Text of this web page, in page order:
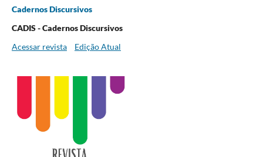
Cadernos Discursivos
CADIS - Cadernos Discursivos
Acessar revista
Edição Atual